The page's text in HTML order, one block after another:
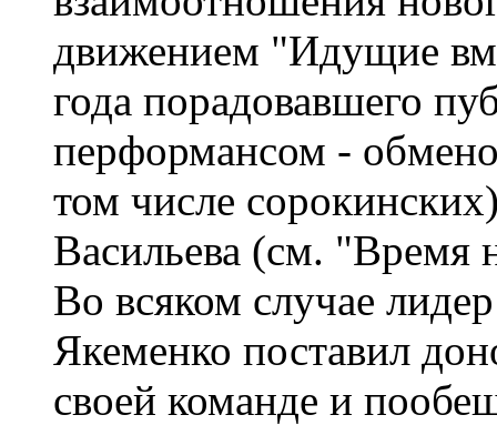
движением "Идущие
года порадовавшего
перформансом -
том числе
Васильева (см. "Время
Во всяком случае
Якеменко поставил
своей команде и